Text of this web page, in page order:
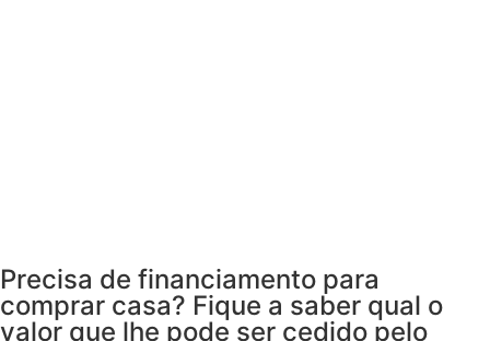
Precisa de financiamento para
comprar casa? Fique a saber qual o
valor que lhe pode ser cedido pelo